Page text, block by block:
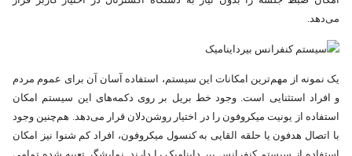
می‌دهد.
یک نمونه از مهم‌ترین امکانات این سیستم، استفاده آسان آن برای عموم مردم
و افراد استثنایی است. وجود خط بریل بر روی دکمه‌های این سیستم امکان
استفاده از یونیت میکروفون را در اختیار روشن‌دلان قرار می‌دهد. هم‌چنین وجود
با اتصال هدفون یا حلقه القایی به کنسول میکروفون، افراد کم شنوا نیز امکان